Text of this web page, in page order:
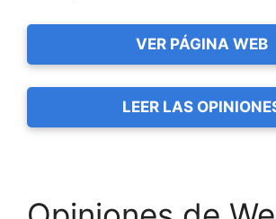
VER PÁGINA WEB
LEER LAS